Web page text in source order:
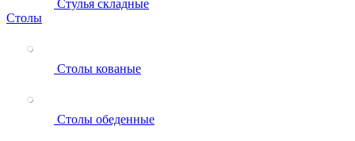
Стулья складные
Столы
Столы кованые
Столы обеденные